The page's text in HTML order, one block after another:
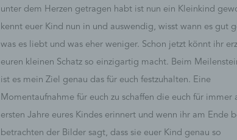
unter dem Herzen getragen habt ist nun ein Kleinkind
kennt euer Kind nun in und auswendig, wisst wann es gut
was es liebt und was eher weniger. Schon jetzt könnt ihr
euren kleinen Schatz so einzigartig macht. Beim
ist es mein Ziel genau das für euch festzuhalten. Eine
Momentaufnahme für euch zu schaffen die euch für immer
ersten Jahre eures Kindes erinnert und wenn ihr am Ende
betrachten der Bilder sagt, dass sie euer Kind genau so